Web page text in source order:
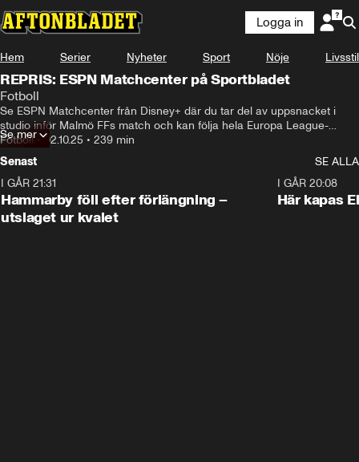
Logga in
Hem Serier Nyheter Sport Nöje Livsstil
REPRIS: ESPN Matchcenter på Sportbladet
Fotboll
Se ESPN Matchcenter från Disney+ där du tar del av uppsnacket i
studio inför Malmö FFs match och kan följa hela Europa League-
kvällen – kostnadsfritt för Sportbladets läsare. Diskussioner och
analyser från studion samt livehöjdpunkter från samtliga pågående
matcher. Med i studion finns Sportbladets Simon Bank. Start 18.15.
Fotboll•02.10.25 • 239 min
Se mer
Senast
SE ALLA
I GÅR 21:31
Hammarby föll efter förlängning –
utslaget ur kvalet
I GÅR 20:08
Här kapas